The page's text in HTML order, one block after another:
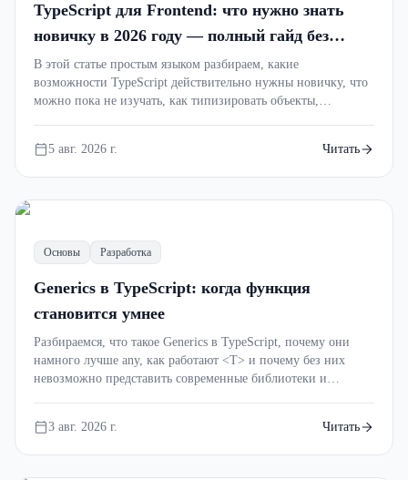
TypeScript для Frontend: что нужно знать
новичку в 2026 году — полный гайд без
лишней теории
В этой статье простым языком разбираем, какие
возможности TypeScript действительно нужны новичку, что
можно пока не изучать, как типизировать объекты,
5 авг. 2026 г.
Читать
Основы Разработка
Generics в TypeScript: когда функция
становится умнее
Разбираемся, что такое Generics в TypeScript, почему они
намного лучше any, как работают <T> и почему без них
невозможно представить современные библиотеки и
3 авг. 2026 г. Читать